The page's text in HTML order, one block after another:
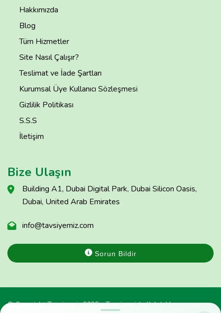
Hakkımızda
Blog
Tüm Hizmetler
Site Nasıl Çalışır?
Teslimat ve İade Şartları
Kurumsal Üye Kullanıcı Sözleşmesi
Gizlilik Politikası
S.S.S
İletişim
Bize Ulaşın
Building A1, Dubai Digital Park, Dubai Silicon Oasis,
Dubai, United Arab Emirates
info@tavsiyemiz.com
Sorun Bildir
© Copyright Tavsiyemiz 2025 - Tavsiyemiz'e Kulak Ver